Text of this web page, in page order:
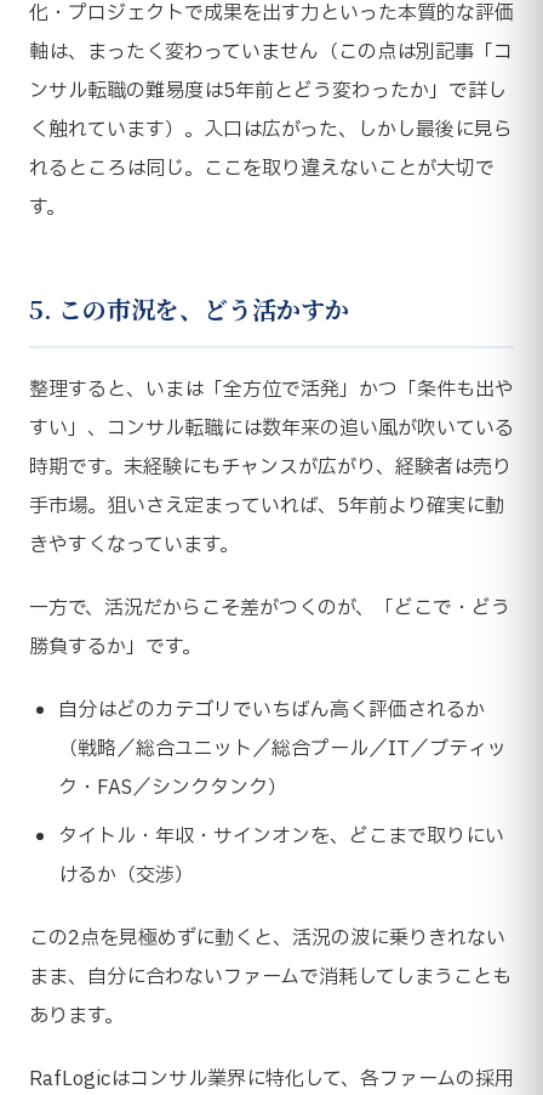
化・プロジェクトで成果を出す力といった本質的な評価
軸は、まったく変わっていません（この点は別記事「コ
ンサル転職の難易度は5年前とどう変わったか」で詳し
く触れています）。入口は広がった、しかし最後に見ら
れるところは同じ。ここを取り違えないことが大切で
す。
5. この市況を、どう活かすか
整理すると、いまは「全方位で活発」かつ「条件も出や
すい」、コンサル転職には数年来の追い風が吹いている
時期です。未経験にもチャンスが広がり、経験者は売り
手市場。狙いさえ定まっていれば、5年前より確実に動
きやすくなっています。
一方で、活況だからこそ差がつくのが、「どこで・どう
勝負するか」です。
自分はどのカテゴリでいちばん高く評価されるか
（戦略／総合ユニット／総合プール／IT／ブティッ
ク・FAS／シンクタンク）
タイトル・年収・サインオンを、どこまで取りにい
けるか（交渉）
この2点を見極めずに動くと、活況の波に乗りきれない
まま、自分に合わないファームで消耗してしまうことも
あります。
RafLogicはコンサル業界に特化して、各ファームの採用